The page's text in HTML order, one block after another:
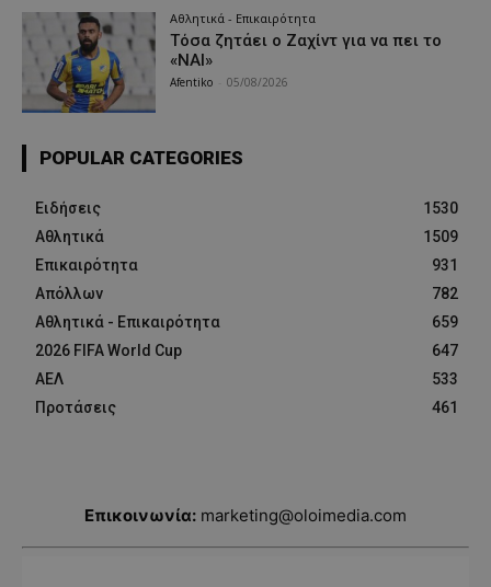
Αθλητικά - Επικαιρότητα
Τόσα ζητάει ο Ζαχίντ για να πει το
«ΝΑΙ»
Afentiko 05/08/2026
POPULAR CATEGORIES
Ειδήσεις
1530
Αθλητικά
1509
Επικαιρότητα
931
Απόλλων
782
Αθλητικά - Επικαιρότητα
659
2026 FIFA World Cup
647
ΑΕΛ
533
Προτάσεις
461
Επικοινωνία: marketing@oloimedia.com